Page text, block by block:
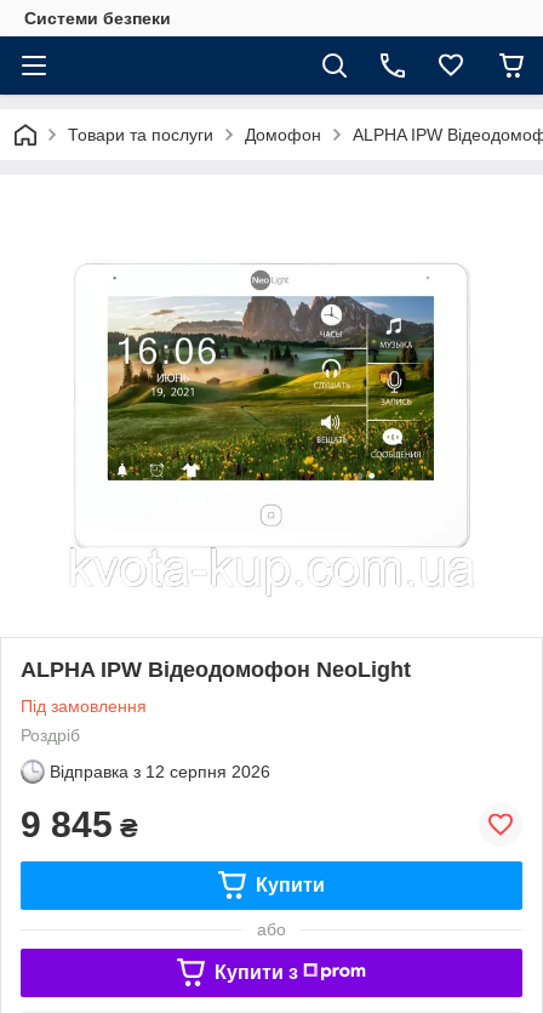
Системи безпеки
Товари та послуги Домофон ALPHA IPW
ALPHA IPW Відеодомофон NeoLight
Під замовлення
Роздріб
Відправка з 12 серпня 2026
9 845 ₴
Купити
або
Купити з